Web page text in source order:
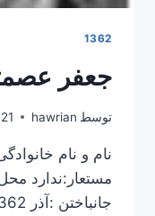
1362
جعفر
توسط hawrian
نام و نام
مستعار:ندارد محل